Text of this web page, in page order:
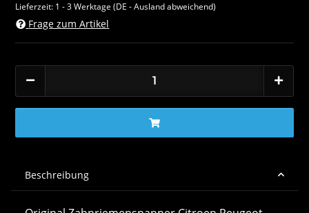
Lieferzeit: 1 - 3 Werktage(DE - Ausland abweichend)
Frage zum Artikel
Beschreibung